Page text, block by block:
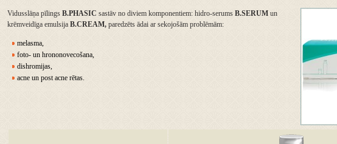
Vidusslāņa pīlings B.PHASIC sastāv no diviem komponentiem: hidro-serums B.SERUM un
krēmveidīga emulsija B.CREAM, paredzēts ādai ar sekojošām problēmām:
melasma,
foto- un hrononovecošana,
dishromijas,
acne un post acne rētas.